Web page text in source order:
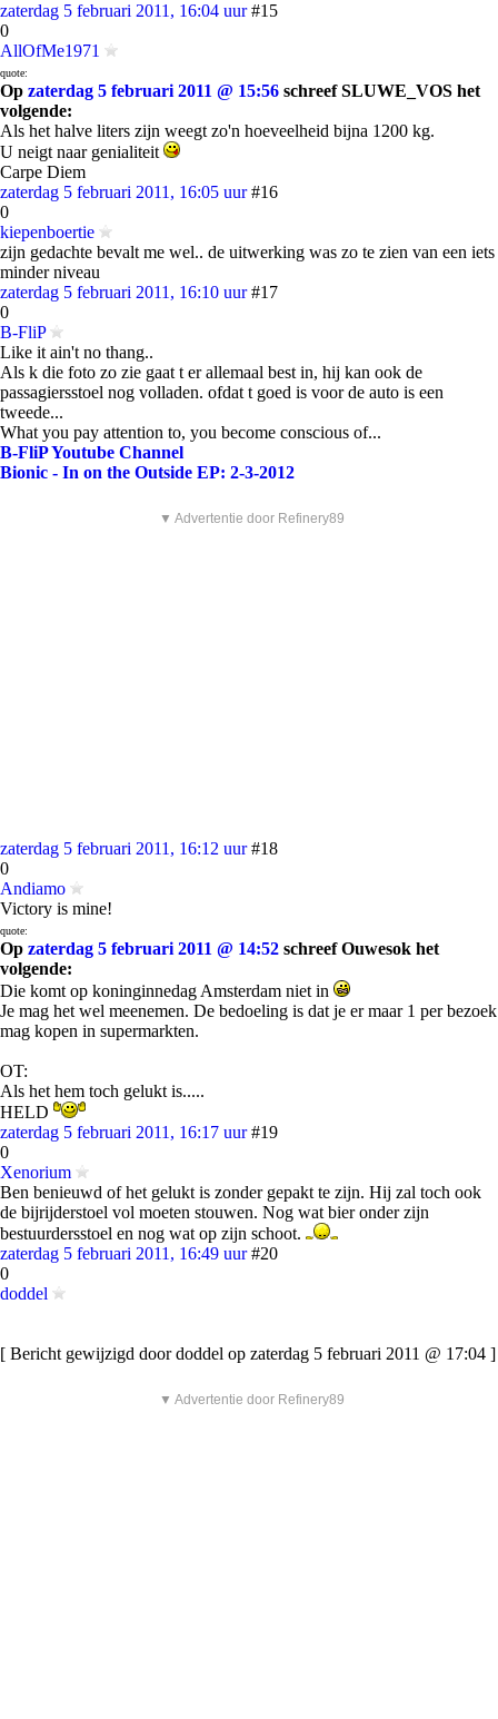
zaterdag 5 februari 2011, 16:04 uur #15
0
AllOfMe1971
quote:
Op zaterdag 5 februari 2011 @ 15:56 schreef SLUWE_VOS het
volgende:
Als het halve liters zijn weegt zo'n hoeveelheid bijna 1200 kg.
U neigt naar genialiteit
Carpe Diem
zaterdag 5 februari 2011, 16:05 uur #16
0
kiepenboertie
zijn gedachte bevalt me wel.. de uitwerking was zo te zien van een iets
minder niveau
zaterdag 5 februari 2011, 16:10 uur #17
0
B-FliP
Like it ain't no thang..
Als k die foto zo zie gaat t er allemaal best in, hij kan ook de
passagiersstoel nog volladen. ofdat t goed is voor de auto is een
tweede...
What you pay attention to, you become conscious of...
B-FliP Youtube Channel
Bionic - In on the Outside EP: 2-3-2012
▼ Advertentie door Refinery89
zaterdag 5 februari 2011, 16:12 uur #18
0
Andiamo
Victory is mine!
quote:
Op zaterdag 5 februari 2011 @ 14:52 schreef Ouwesok het
volgende:
Die komt op koninginnedag Amsterdam niet in
Je mag het wel meenemen. De bedoeling is dat je er maar 1 per bezoek
mag kopen in supermarkten.
OT:
Als het hem toch gelukt is.....
HELD
zaterdag 5 februari 2011, 16:17 uur #19
0
Xenorium
Ben benieuwd of het gelukt is zonder gepakt te zijn. Hij zal toch ook
de bijrijderstoel vol moeten stouwen. Nog wat bier onder zijn
bestuurdersstoel en nog wat op zijn schoot.
zaterdag 5 februari 2011, 16:49 uur #20
0
doddel
[ Bericht gewijzigd door doddel op zaterdag 5 februari 2011 @ 17:04 ]
▼ Advertentie door Refinery89